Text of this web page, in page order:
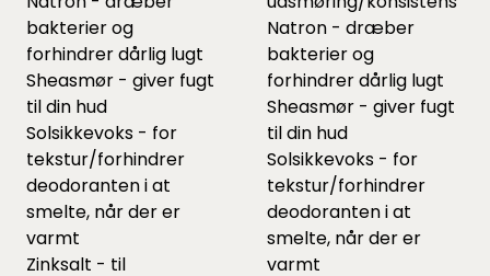
bakterier og
forhindrer dårlig lugt
Sheasmør - giver fugt
til din hud
Solsikkevoks - for
tekstur/forhindrer
deodoranten i at
smelte, når der er
varmt
Zinksalt - til
Natron - dræber
bakterier og
forhindrer dårlig lugt
Sheasmør - giver fugt
til din hud
Solsikkevoks - for
tekstur/forhindrer
deodoranten i at
smelte, når der er
varmt